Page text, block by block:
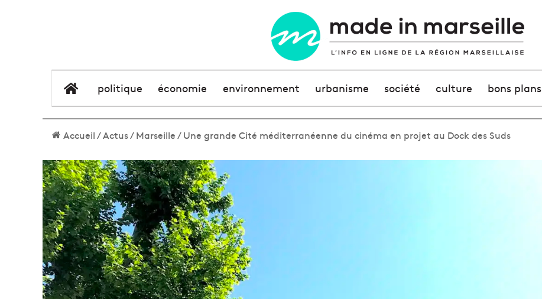
élément de menu
politique économie environnement urbanisme société culture bons plans
Accueil/Actus/Marseille/Une grande Cité méditerranéenne du cinéma en projet au Dock des Suds